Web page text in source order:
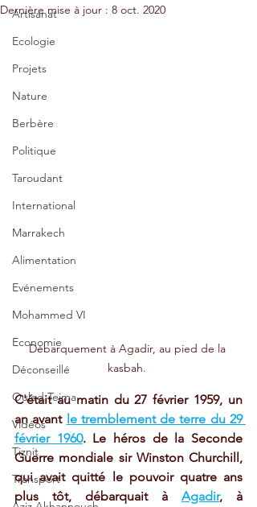
Artisanat
Ecologie
Projets
Nature
Berbère
Politique
Taroudant
International
Marrakech
Alimentation
Evénements
Mohammed VI
Economie
Déconseillé
Ouled Teima
Vidéos
Tiznit
Transport
Dernière mise à jour : 8 oct. 2020
Débarquement à Agadir, au pied de la
kasbah.
C'était au matin du 27 février 1959, un
an avant le tremblement de terre du 29
février 1960. Le héros de la Seconde
Guerre mondiale sir Winston Churchill,
qui avait quitté le pouvoir quatre ans
plus tôt, débarquait à Agadir, à